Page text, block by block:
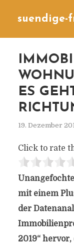
suendige-
ES
19. Dezember
Click to rate
mit einem
der
2019“